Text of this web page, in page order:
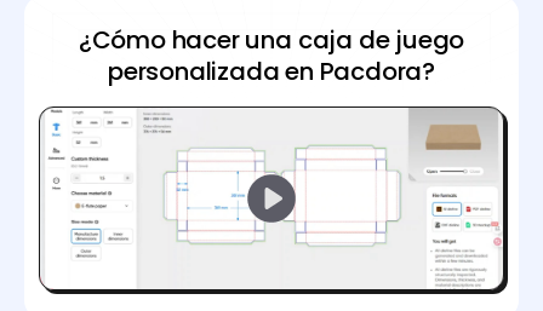
¿Cómo hacer una caja de juego
personalizada en Pacdora?